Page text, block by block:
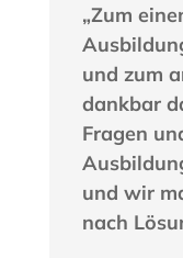
„Zum
und zum
dankbar
Fragen
und wir
nach